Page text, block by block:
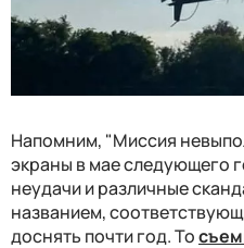
Напомним, "Миссия
экраны в мае следующего
неудачи и различные
названием,
доснять почти год. То